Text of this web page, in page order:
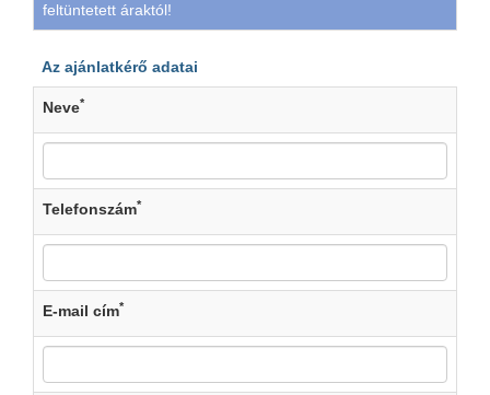
feltüntetett áraktól!
Az ajánlatkérő adatai
Neve*
Telefonszám*
E-mail cím*